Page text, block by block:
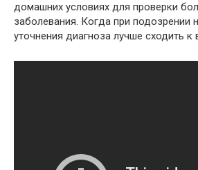
домашних условиях для проверки
заболевания. Когда при подозрении
уточнения диагноза лучше сходить к